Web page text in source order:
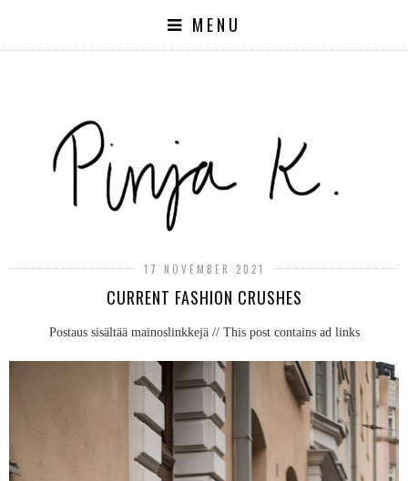
MENU
17 NOVEMBER 2021
CURRENT FASHION CRUSHES
Postaus sisältää mainoslinkkejä // This post contains ad links